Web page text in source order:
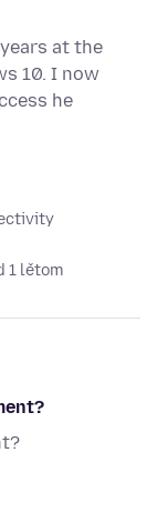
at the
10. I now
he
1 lětom